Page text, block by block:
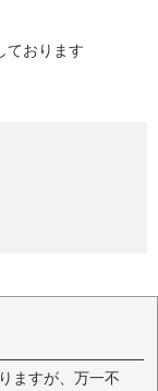
ております
ますが、万一不